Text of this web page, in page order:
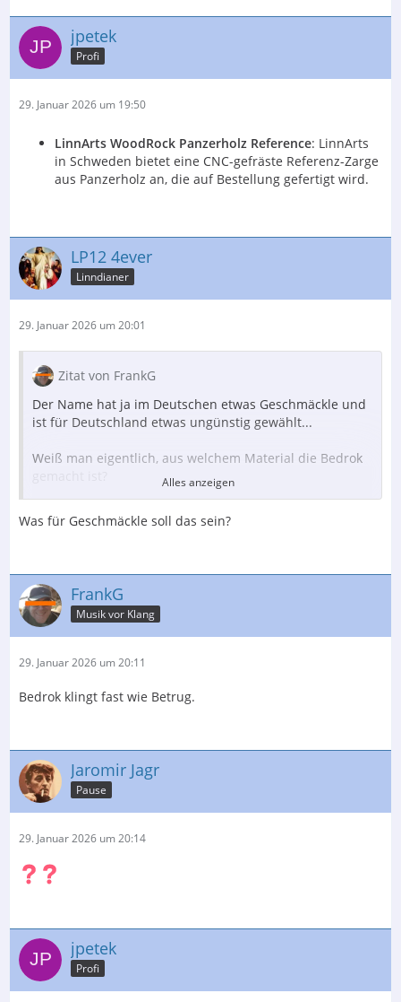
jpetek
Profi
29. Januar 2026 um 19:50
LinnArts WoodRock Panzerholz Reference: LinnArts
in Schweden bietet eine CNC-gefräste Referenz-Zarge
aus Panzerholz an, die auf Bestellung gefertigt wird.
LP12 4ever
Linndianer
29. Januar 2026 um 20:01
Zitat von FrankG
Der Name hat ja im Deutschen etwas Geschmäckle und
ist für Deutschland etwas ungünstig gewählt...
Weiß man eigentlich, aus welchem Material die Bedrok
Normales verleimtes Buchensperrholz/Multiplex? Oder
Wobei ich jetzt gerade nicht weiß, ob bei
Mir gefällt die alte Zarge von Linn mit den Rillen optisch
um einiges besser. Ist natürlich Geschmackssache.
Der Preis deutet darauf hin, dass es sich nicht nur um
normales Multiplex handelt.
Alles anzeigen
Was für Geschmäckle soll das sein?
FrankG
Musik vor Klang
29. Januar 2026 um 20:11
Bedrok klingt fast wie Betrug.
Jaromir Jagr
Pause
29. Januar 2026 um 20:14
jpetek
Profi